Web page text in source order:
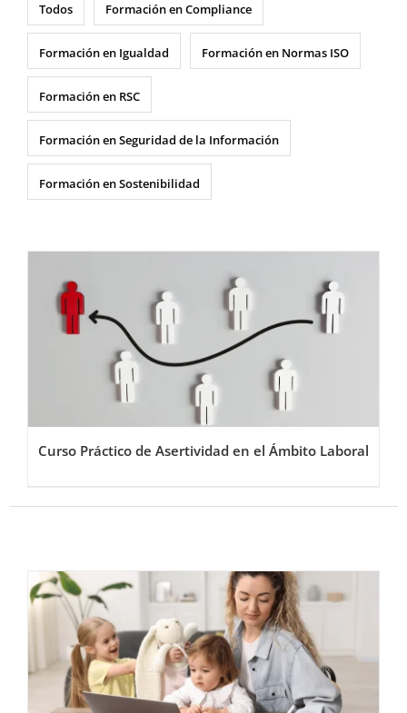
Todos Formación en Compliance
Formación en Igualdad Formación en Normas ISO
Formación en RSC
Formación en Seguridad de la Información
Formación en Sostenibilidad
Curso Práctico de Asertividad en el Ámbito Laboral